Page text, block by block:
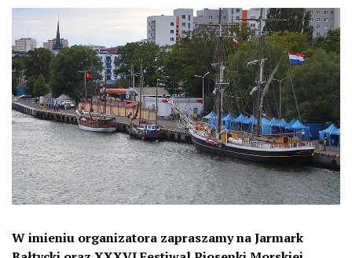
W imieniu organizatora zapraszamy na Jarmark